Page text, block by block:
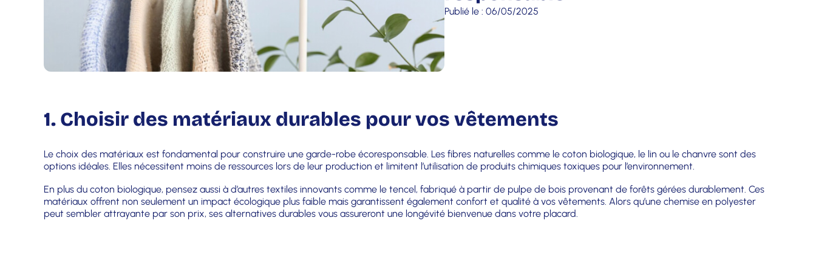
Publié le : 06/05/2025
1. Choisir des matériaux durables pour vos vêtements
Le choix des matériaux est fondamental pour construire une garde-robe écoresponsable. Les fibres naturelles comme le coton biologique, le lin ou le chanvre sont des
options idéales. Elles nécessitent moins de ressources lors de leur production et limitent l’utilisation de produits chimiques toxiques pour l’environnement.
En plus du coton biologique, pensez aussi à d’autres textiles innovants comme le tencel, fabriqué à partir de pulpe de bois provenant de forêts gérées durablement. Ces
matériaux offrent non seulement un impact écologique plus faible mais garantissent également confort et qualité à vos vêtements. Alors qu’une chemise en polyester
peut sembler attrayante par son prix, ses alternatives durables vous assureront une longévité bienvenue dans votre placard.